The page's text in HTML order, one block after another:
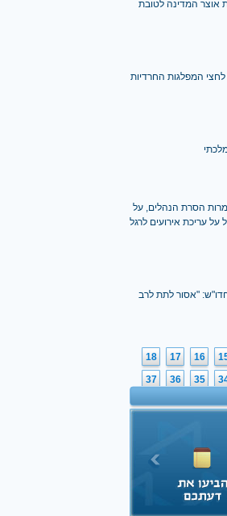
אוצר המדינה לטובת
שחשפה חדו"ש לחצי המפלגות החרדיות
הסרת הנהלים, על
עריכת אירועים לרגל
"אסור לתת לרב
16
17
18
35
36
37